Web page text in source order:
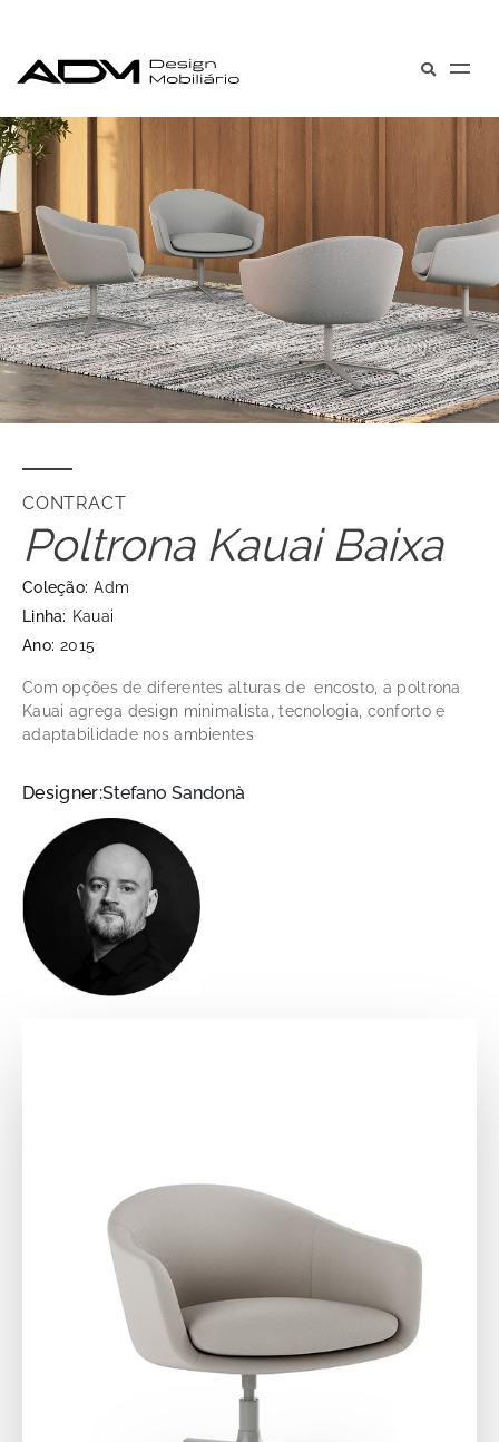
CONTRACT
Poltrona Kauai Baixa
Coleção: Adm
Linha: Kauai
Ano: 2015
Com opções de diferentes alturas de encosto, a poltrona
Kauai agrega design minimalista, tecnologia, conforto e
adaptabilidade nos ambientes
Designer:Stefano Sandonà